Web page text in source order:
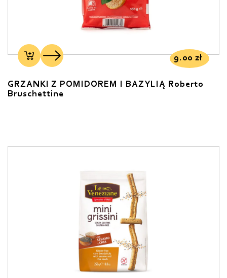
9.00 zł
GRZANKI Z POMIDOREM I BAZYLIĄ Roberto
Bruschettine